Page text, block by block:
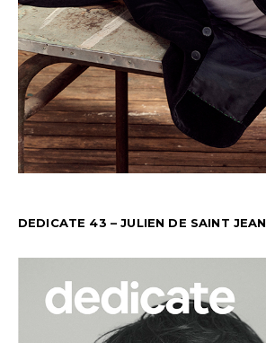
DEDICATE 43 – JULIEN DE SAINT JEAN